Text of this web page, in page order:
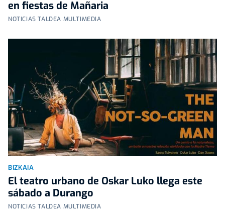
en fiestas de Mañaria
NOTICIAS TALDEA MULTIMEDIA
BIZKAIA
El teatro urbano de Oskar Luko llega este
sábado a Durango
NOTICIAS TALDEA MULTIMEDIA